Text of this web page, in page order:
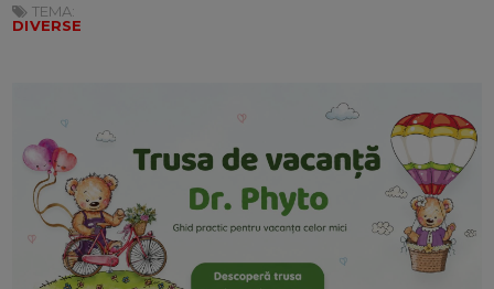
TEMA:
DIVERSE